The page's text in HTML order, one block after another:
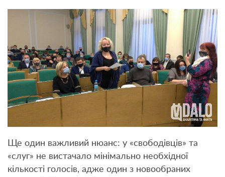
Ще один важливий нюанс: у «свободівців» та
«слуг» не вистачало мінімально необхідної
кількості голосів, адже один з новообраних